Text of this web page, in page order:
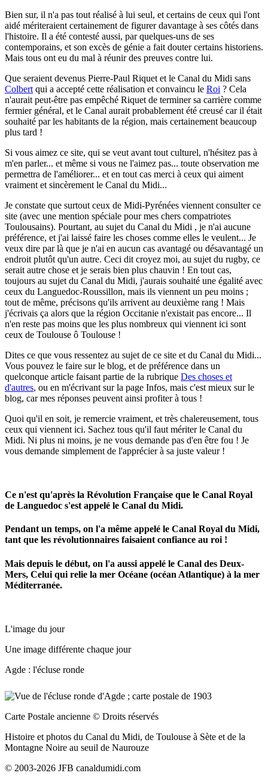
Bien sur, il n'a pas tout réalisé à lui seul, et certains de ceux qui l'ont
aidé mériteraient certainement de figurer davantage à ses côtés dans
l'histoire. Il a été contesté aussi, par quelques-uns de ses
contemporains, et son excès de génie a fait douter certains historiens.
Mais tous ont eu du mal à réunir des preuves contre lui.
Que seraient devenus Pierre-Paul Riquet et le Canal du Midi sans
Colbert qui a accepté cette réalisation et convaincu le Roi ? Cela
n'aurait peut-être pas empêché Riquet de terminer sa carrière comme
fermier général, et le Canal aurait probablement été creusé car il était
souhaité par les habitants de la région, mais certainement beaucoup
plus tard !
Si vous aimez ce site, qui se veut avant tout culturel, n'hésitez pas à
m'en parler... et même si vous ne l'aimez pas... toute observation me
permettra de l'améliorer... et en tout cas merci à ceux qui aiment
vraiment et sincèrement le Canal du Midi...
Je constate que surtout ceux de Midi-Pyrénées viennent consulter ce
site (avec une mention spéciale pour mes chers compatriotes
Toulousains). Pourtant, au sujet du Canal du Midi , je n'ai aucune
préférence, et j'ai laissé faire les choses comme elles le veulent... Je
veux dire par là que je n'ai en aucun cas avantagé ou désavantagé un
endroit plutôt qu'un autre. Ceci dit croyez moi, au sujet du rugby, ce
serait autre chose et je serais bien plus chauvin ! En tout cas,
toujours au sujet du Canal du Midi, j'aurais souhaité une égalité avec
ceux du Languedoc-Roussillon, mais ils viennent un peu moins ;
tout de même, précisons qu'ils arrivent au deuxième rang ! Mais
j'écrivais ça alors que la région Occitanie n'existait pas encore... Il
n'en reste pas moins que les plus nombreux qui viennent ici sont
ceux de Toulouse ô Toulouse !
Dites ce que vous ressentez au sujet de ce site et du Canal du Midi...
Vous pouvez le faire sur le blog, et de préférence dans un
quelconque article faisant partie de la rubrique Des choses et
d'autres, ou en m'écrivant sur la page Infos, mais c'est mieux sur le
blog, car mes réponses peuvent ainsi profiter à tous !
Quoi qu'il en soit, je remercie vraiment, et très chalereusement, tous
ceux qui viennent ici. Sachez tous qu'il faut mériter le Canal du
Midi. Ni plus ni moins, je ne vous demande pas d'en être fou ! Je
vous demande simplement de l'apprécier à sa juste valeur !
Ce n'est qu'après la Révolution Française que le Canal Royal
de Languedoc s'est appelé le Canal du Midi.
Pendant un temps, on l'a même appelé le Canal Royal du Midi,
tant que les révolutionnaires faisaient confiance au roi !
Mais depuis le début, on l'a aussi appelé le Canal des Deux-
Mers, Celui qui relie la mer Océane (océan Atlantique) à la mer
Méditerranée.
L'image du jour
Une image différente chaque jour
Agde : l'écluse ronde
Carte Postale ancienne © Droits réservés
Histoire et photos du Canal du Midi, de Toulouse à Sète et de la
Montagne Noire au seuil de Naurouze
© 2003-2026 JFB canaldumidi.com